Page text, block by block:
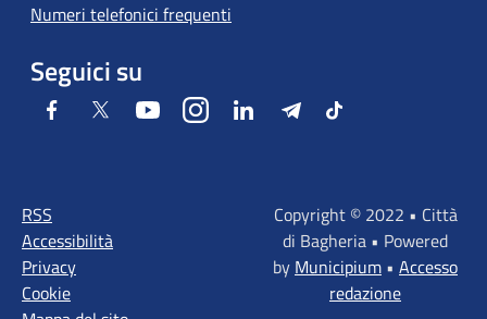
Numeri telefonici frequenti
Seguici su
Facebook Twitter YoutubeInstagramLinkedIn TelegramTiktok
RSS
Accessibilità
Privacy
Cookie
Copyright © 2022 • Città
di Bagheria • Powered
by Municipium • Accesso
redazione